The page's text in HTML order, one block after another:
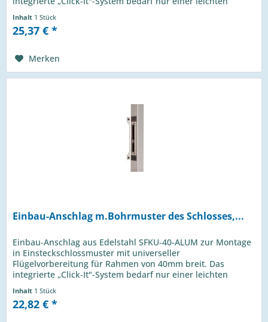
Inhalt 1 Stück
25,37 € *
Merken
Einbau-Anschlag m.Bohrmuster des Schlosses,...
Einbau-Anschlag aus Edelstahl SFKU-40-ALUM zur Montage
in Einsteckschlossmuster mit universeller
Flügelvorbereitung für Rahmen von 40mm breit. Das
integrierte „Click-It"-System bedarf nur einer leichten
Inhalt 1 Stück
22,82 € *